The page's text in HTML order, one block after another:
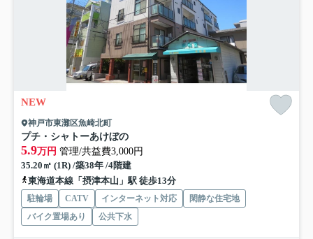
NEW
神戸市東灘区魚崎北町
プチ・シャトーあけぼの
5.9万円 管理/共益費3,000円
35.20㎡ (1R) /築38年 /4階建
東海道本線「摂津本山」駅 徒歩13分
駐輪場 CATV インターネット対応
閑静な住宅地
バイク置場あり
公共下水